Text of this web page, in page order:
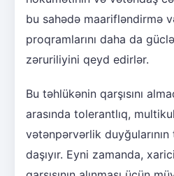
bu sahədə maarifləndirmə
proqramlarını daha da
zəruriliyini qeyd edirlər.
Bu təhlükənin qarşısını
arasında tolerantlıq,
vətənpərvərlik
daşıyır. Eyni zamanda,